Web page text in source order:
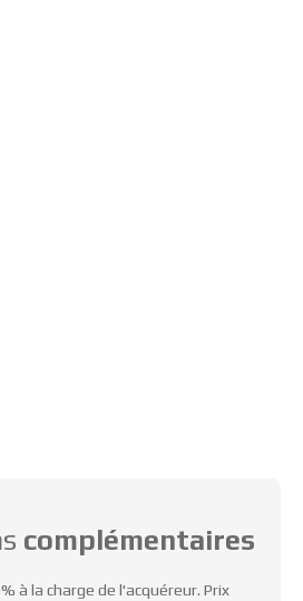
complémentaires
à la charge de l'acquéreur. Prix